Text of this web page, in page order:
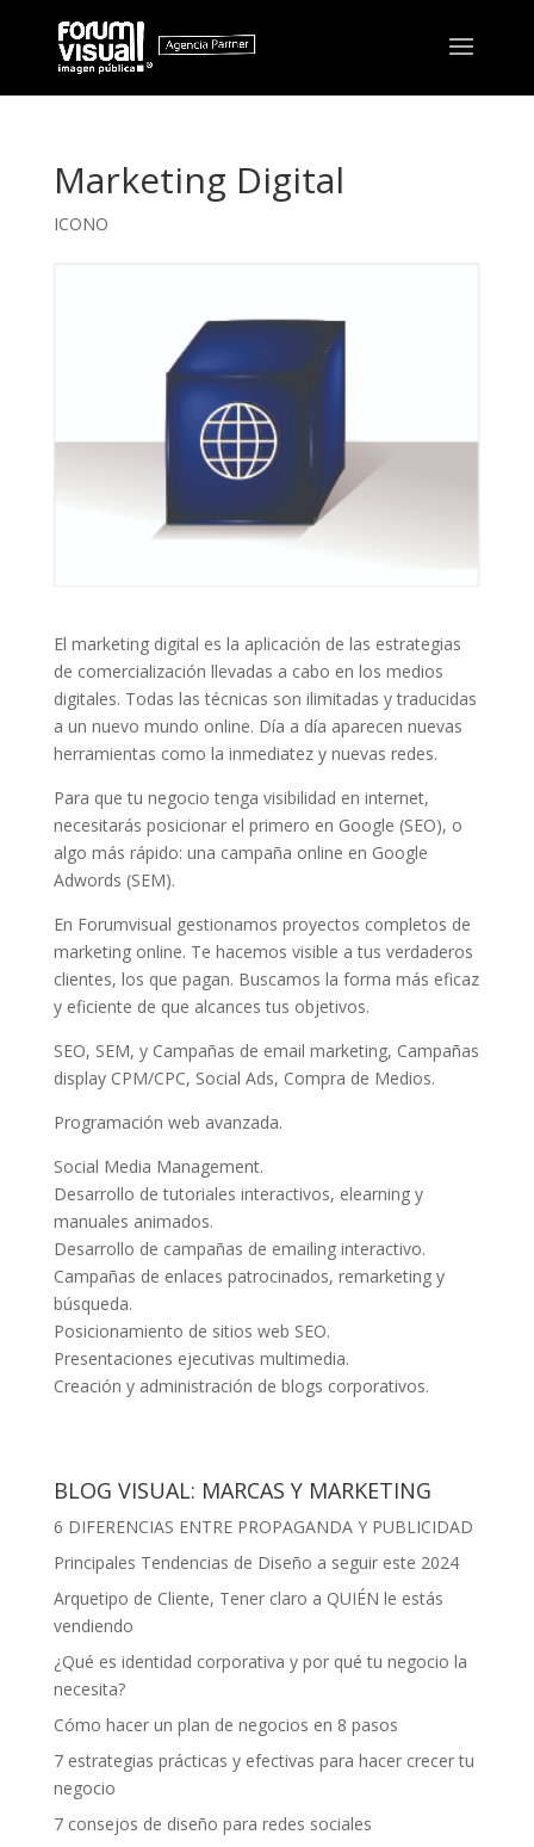
Marketing Digital
ICONO
El marketing digital es la aplicación de las estrategias
de comercialización llevadas a cabo en los medios
digitales. Todas las técnicas son ilimitadas y traducidas
a un nuevo mundo online. Día a día aparecen nuevas
herramientas como la inmediatez y nuevas redes.
Para que tu negocio tenga visibilidad en internet,
necesitarás posicionar el primero en Google (SEO), o
algo más rápido: una campaña online en Google
Adwords (SEM).
En Forumvisual gestionamos proyectos completos de
marketing online. Te hacemos visible a tus verdaderos
clientes, los que pagan. Buscamos la forma más eficaz
y eficiente de que alcances tus objetivos.
SEO, SEM, y Campañas de email marketing, Campañas
display CPM/CPC, Social Ads, Compra de Medios.
Programación web avanzada.
Social Media Management.
Desarrollo de tutoriales interactivos, elearning y
manuales animados.
Desarrollo de campañas de emailing interactivo.
Campañas de enlaces patrocinados, remarketing y
búsqueda.
Posicionamiento de sitios web SEO.
Presentaciones ejecutivas multimedia.
Creación y administración de blogs corporativos.
BLOG VISUAL: MARCAS Y MARKETING
6 DIFERENCIAS ENTRE PROPAGANDA Y PUBLICIDAD
Principales Tendencias de Diseño a seguir este 2024
Arquetipo de Cliente, Tener claro a QUIÉN le estás
vendiendo
¿Qué es identidad corporativa y por qué tu negocio la
necesita?
Cómo hacer un plan de negocios en 8 pasos
7 estrategias prácticas y efectivas para hacer crecer tu
negocio
7 consejos de diseño para redes sociales